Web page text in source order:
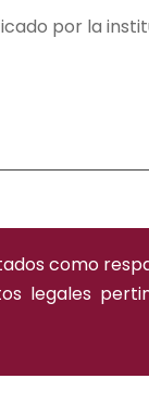
por la
como
legales